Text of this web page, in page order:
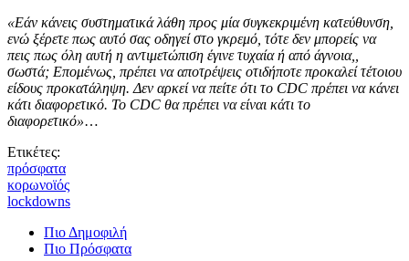
«Εάν κάνεις συστηματικά λάθη προς μία συγκεκριμένη κατεύθυνση,
ενώ ξέρετε πως αυτό σας οδηγεί στο γκρεμό, τότε δεν μπορείς να
πεις πως όλη αυτή η αντιμετώπιση έγινε τυχαία ή από άγνοια,,
σωστά; Επομένως, πρέπει να αποτρέψεις οτιδήποτε προκαλεί τέτοιου
είδους προκατάληψη. Δεν αρκεί να πείτε ότι το CDC πρέπει να κάνει
κάτι διαφορετικό. Το CDC θα πρέπει να είναι κάτι το
διαφορετικό»…
Ετικέτες:
πρόσφατα
κορωνοϊός
lockdowns
Πιο Δημοφιλή
Πιο Πρόσφατα